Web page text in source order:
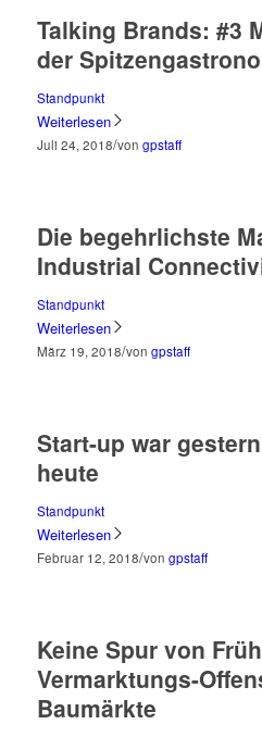
Talking Brands: #3
der
Standpunkt
Weiterlesen
Juli 24, 2018/von gpstaff
Die begehrlichste
Industrial
Standpunkt
Weiterlesen
März 19, 2018/von gpstaff
Start-up war
heute
Standpunkt
Weiterlesen
Februar 12, 2018/von gpstaff
Keine Spur von
Vermarktungs-
Baumärkte